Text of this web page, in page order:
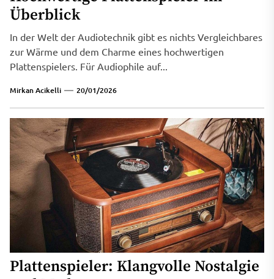
Überblick
In der Welt der Audiotechnik gibt es nichts Vergleichbares
zur Wärme und dem Charme eines hochwertigen
Plattenspielers. Für Audiophile auf...
Mirkan Acikelli 20/01/2026
Plattenspieler: Klangvolle Nostalgie